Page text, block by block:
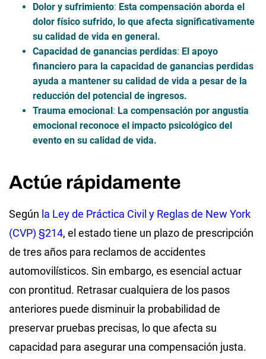
Dolor y sufrimiento: Esta compensación aborda el
dolor físico sufrido, lo que afecta significativamente
su calidad de vida en general.
Capacidad de ganancias perdidas: El apoyo
financiero para la capacidad de ganancias perdidas
ayuda a mantener su calidad de vida a pesar de la
reducción del potencial de ingresos.
Trauma emocional: La compensación por angustia
emocional reconoce el impacto psicológico del
evento en su calidad de vida.
Actúe rápidamente
Según la Ley de Práctica Civil y Reglas de New York
(CVP) §214, el estado tiene un plazo de prescripción
de tres años para reclamos de accidentes
automovilísticos. Sin embargo, es esencial actuar
con prontitud. Retrasar cualquiera de los pasos
anteriores puede disminuir la probabilidad de
preservar pruebas precisas, lo que afecta su
capacidad para asegurar una compensación justa.